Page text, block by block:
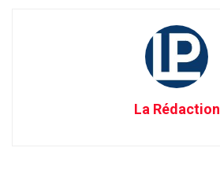
La Rédaction